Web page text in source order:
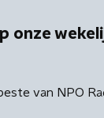
onze
van NPO